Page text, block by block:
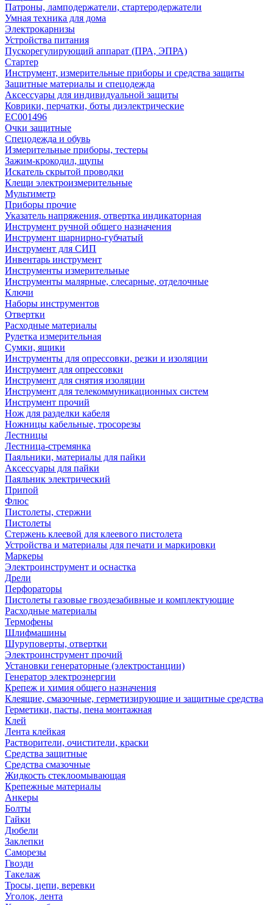
Патроны, ламподержатели, стартеродержатели
Умная техника для дома
Электрокарнизы
Устройства питания
Пускорегулирующий аппарат (ПРА, ЭПРА)
Стартер
Инструмент, измерительные приборы и средства защиты
Защитные материалы и спецодежда
Аксессуары для индивидуальной защиты
Коврики, перчатки, боты диэлектрические
EC001496
Очки защитные
Спецодежда и обувь
Измерительные приборы, тестеры
Зажим-крокодил, щупы
Искатель скрытой проводки
Клещи электроизмерительные
Мультиметр
Приборы прочие
Указатель напряжения, отвертка индикаторная
Инструмент ручной общего назначения
Инструмент шарнирно-губчатый
Инструмент для СИП
Инвентарь инструмент
Инструменты измерительные
Инструменты малярные, слесарные, отделочные
Ключи
Наборы инструментов
Отвертки
Расходные материалы
Рулетка измерительная
Сумки, ящики
Инструменты для опрессовки, резки и изоляции
Инструмент для опрессовки
Инструмент для снятия изоляции
Инструмент для телекоммуникационных систем
Инструмент прочий
Нож для разделки кабеля
Ножницы кабельные, тросорезы
Лестницы
Лестница-стремянка
Паяльники, материалы для пайки
Аксессуары для пайки
Паяльник электрический
Припой
Флюс
Пистолеты, стержни
Пистолеты
Стержень клеевой для клеевого пистолета
Устройства и материалы для печати и маркировки
Маркеры
Электроинструмент и оснастка
Дрели
Перфораторы
Пистолеты газовые гвоздезабивные и комплектующие
Расходные материалы
Термофены
Шлифмашины
Шуруповерты, отвертки
Электроинструмент прочий
Установки генераторные (электростанции)
Генератор электроэнергии
Крепеж и химия общего назначения
Клеящие, смазочные, герметизирующие и защитные средства
Герметики, пасты, пена монтажная
Клей
Лента клейкая
Растворители, очистители, краски
Средства защитные
Средства смазочные
Жидкость стеклоомывающая
Крепежные материалы
Анкеры
Болты
Гайки
Дюбели
Заклепки
Саморезы
Гвозди
Такелаж
Тросы, цепи, веревки
Уголок, лента